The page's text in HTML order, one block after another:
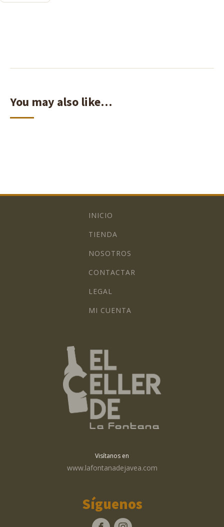
You may also like…
INICIO
TIENDA
NOSOTROS
CONTACTAR
LEGAL
MI CUENTA
Visítanos en
www.lafontanadejavea.com
Síguenos